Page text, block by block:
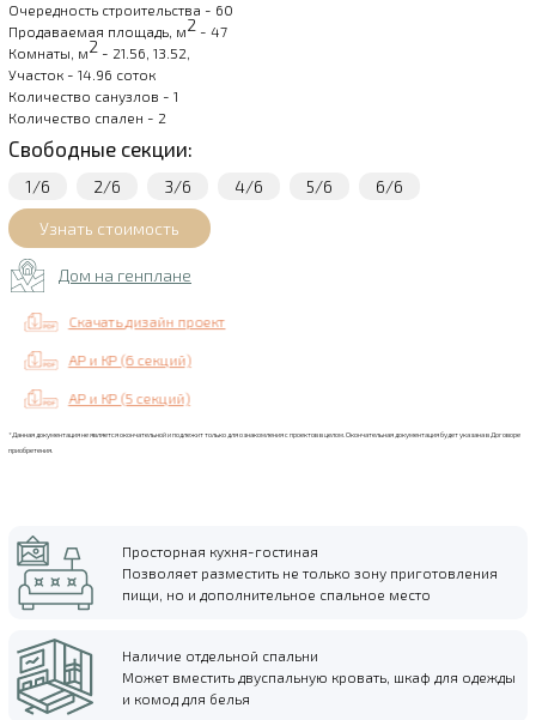
Очередность строительства - 60
Продаваемая площадь, м2 - 47
Комнаты, м2 - 21.56, 13.52,
Участок - 14.96 соток
Количество санузлов - 1
Количество спален - 2
Свободные секции:
1/6 2/6 3/6 4/6 5/6 6/6
Дом на генплане
Скачать дизайн проект
АР и КР (6 секций)
АР и КР (5 секций)
*Данная документация не является окончательной и подлежит только для ознакомления с проектов в целом. Окончательная документация будет указана в Договоре
приобретения.
Просторная кухня-гостиная
Позволяет разместить не только зону приготовления
пищи, но и дополнительное спальное место
Наличие отдельной спальни
Может вместить двуспальную кровать, шкаф для одежды
и комод для белья